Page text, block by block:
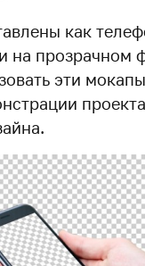
как
на прозрачном
эти